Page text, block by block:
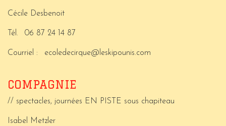
Cécile Desbenoit
Tél. 06 87 24 14 87
Courriel : ecoledecirque@leskipounis.com
COMPAGNIE
// spectacles, journées EN PISTE sous chapiteau
Isabel Metzler